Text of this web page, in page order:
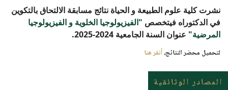
نشرت كلية علوم الطبيعة و الحياة نتائج مسابقة الالتحاق بالتكوين
في الدكتوراه فيتخصص "الفيزيولوجيا الخلوية و الفيزيولوجيا
المرضية" عنوان السنة الجامعية 2024-2025.
لتحميل محضر النتائج،أنقر هنا
المصادر الوثائقية